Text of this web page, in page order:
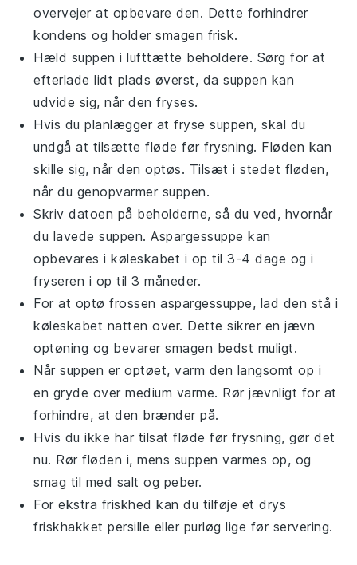
overvejer at opbevare den. Dette forhindrer
kondens og holder smagen frisk.
Hæld suppen i lufttætte beholdere. Sørg for at
efterlade lidt plads øverst, da suppen kan
udvide sig, når den fryses.
Hvis du planlægger at fryse suppen, skal du
undgå at tilsættefløde før frysning. Fløden kan
skille sig, når den optøs. Tilsæt i stedet fløden,
når du genopvarmer suppen.
Skriv datoen på beholderne, så du ved, hvornår
du lavede suppen.Aspargessuppe kan
opbevares i køleskabet i op til 3-4 dage og i
fryseren i op til 3 måneder.
For at optø frossenaspargessuppe, lad den stå i
køleskabet natten over. Dette sikrer en jævn
optøning og bevarer smagen bedst muligt.
Når suppen er optøet, varm den langsomt op i
en gryde over medium varme. Rør jævnligt for at
forhindre, at den brænder på.
Hvis du ikke har tilsatfløde før frysning, gør det
nu. Rør fløden i, mens suppen varmes op, og
smag til med salt og peber.
For ekstra friskhed kan du tilføje et drys
friskhakketpersille eller purløg lige før servering.